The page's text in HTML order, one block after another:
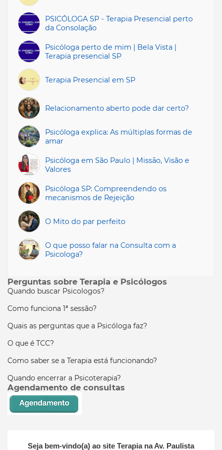
PSICÓLOGA SP - Terapia Presencial perto
da Consolação
Psicóloga perto de mim | Bela Vista |
Terapia presencial SP
Terapia Presencial em SP
Relacionamento aberto pode dar certo?
Psicóloga explica: As múltiplas formas de
amar
Psicóloga em São Paulo | Missāo, Visão e
Valores
Psicóloga SP: Compreendendo os
mecanismos de Rejeição
O Mito do par perfeito
O que posso falar na Consulta com a
Psicologa?
Perguntas sobre Terapia e Psicólogos
Quando buscar Psicologos?
Como funciona 1ª sessão?
Quais as perguntas que a Psicóloga faz?
O que é TCC?
Como saber se a Terapia está funcionando?
Quando encerrar a Psicoterapia?
Agendamento de consultas
Seja bem-vindo(a) ao site Terapia na Av. Paulista